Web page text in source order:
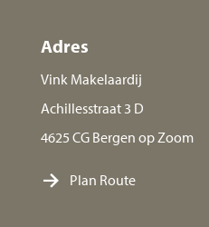
Adres
Vink Makelaardij
Achillesstraat 3 D
4625 CG Bergen op Zoom
Plan Route